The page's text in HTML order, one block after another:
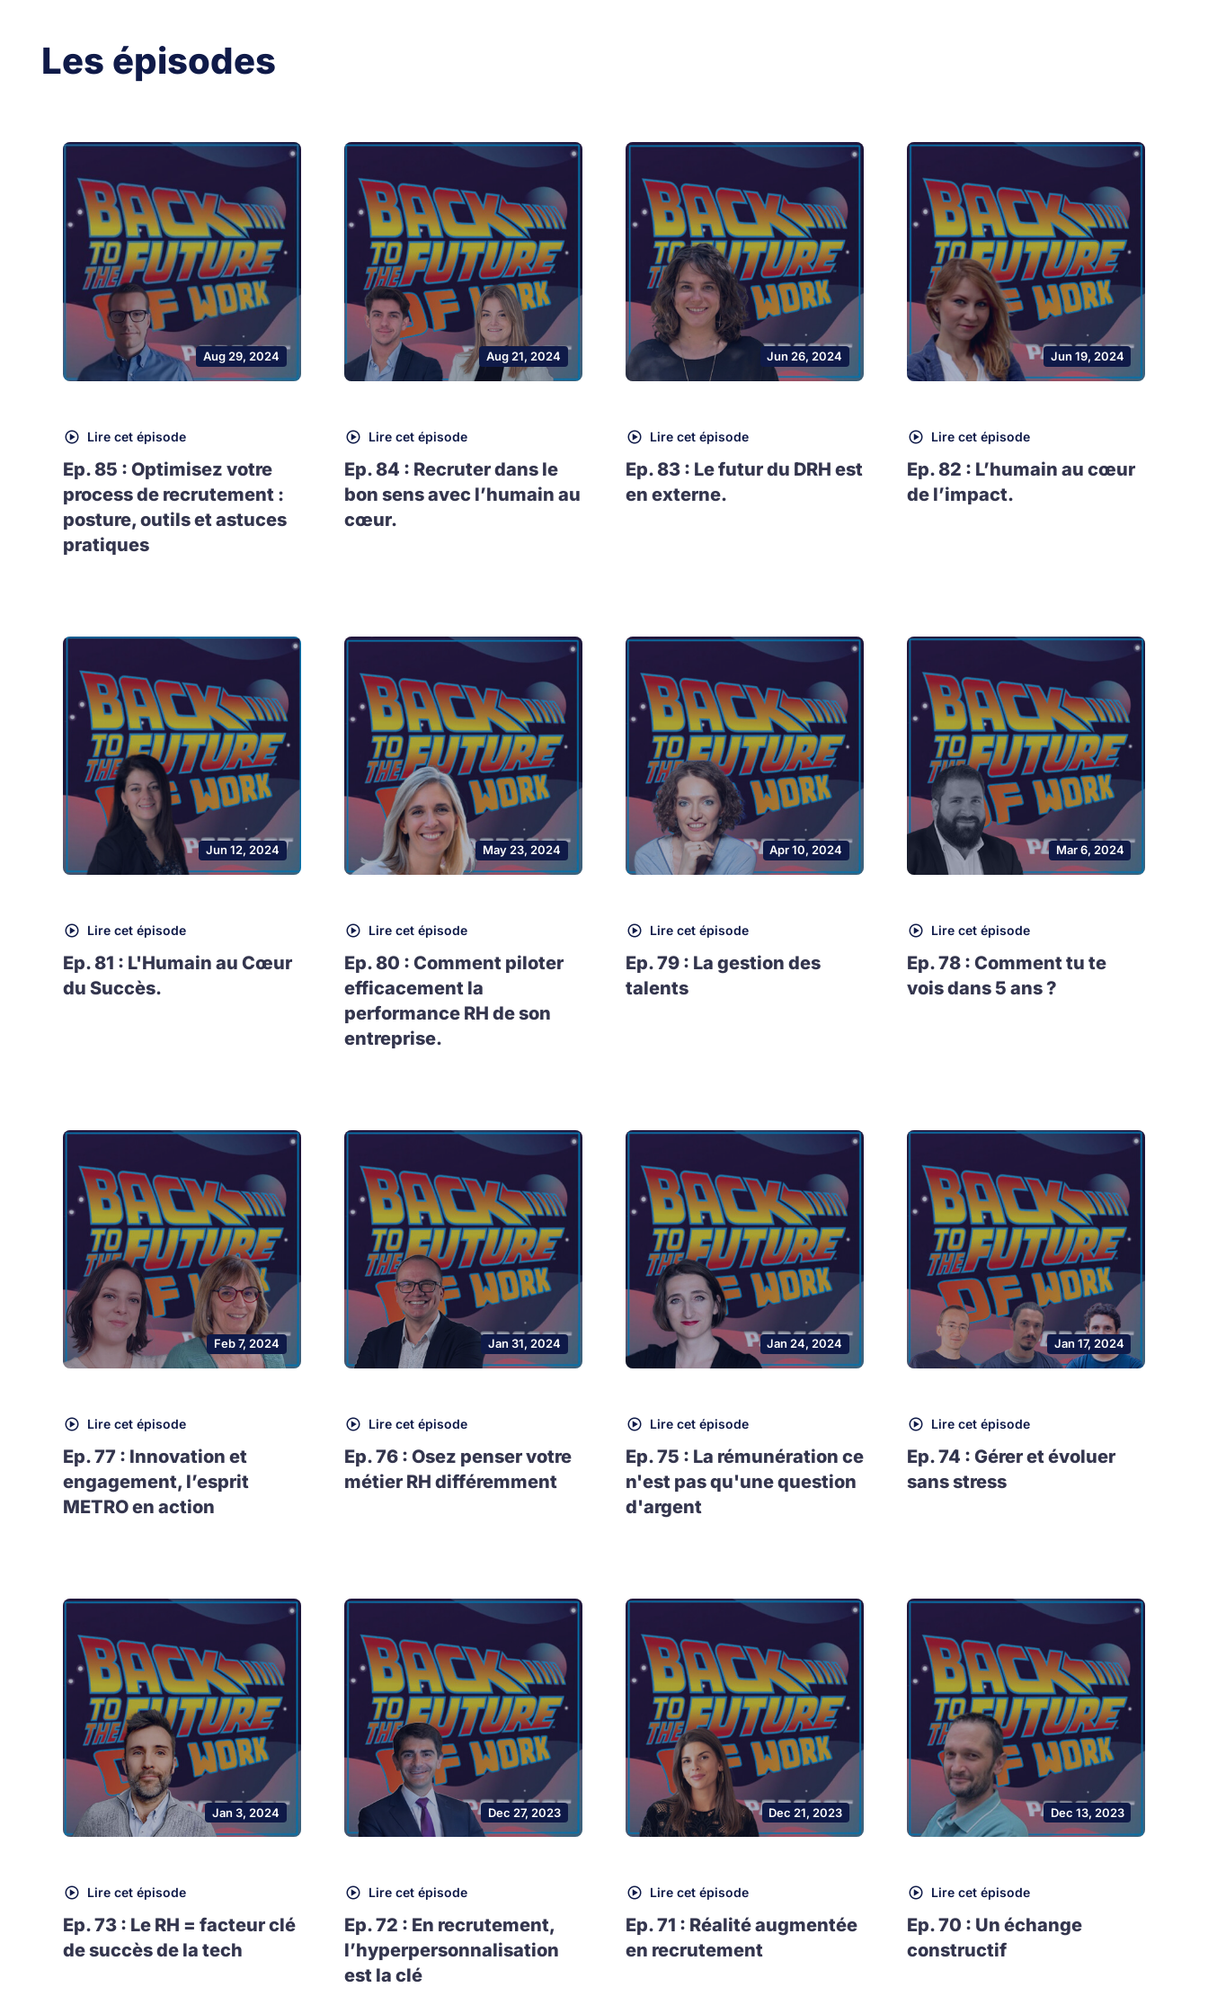
Les épisodes
Aug 29, 2024
Lire cet épisode
Ep. 85 : Optimisez votre
process de recrutement :
posture, outils et astuces
pratiques
Aug 21, 2024
Lire cet épisode
Ep. 84 : Recruter dans le
bon sens avec l’humain au
cœur.
Jun 26, 2024
Lire cet épisode
Ep. 83 : Le futur du DRH est
en externe.
Jun 19, 2024
Lire cet épisode
Ep. 82 : L’humain au cœur
de l’impact.
Jun 12, 2024
Lire cet épisode
Ep. 81 : L'Humain au Cœur
du Succès.
May 23, 2024
Lire cet épisode
Ep. 80 : Comment piloter
efficacement la
performance RH de son
entreprise.
Apr 10, 2024
Lire cet épisode
Ep. 79 : La gestion des
talents
Mar 6, 2024
Lire cet épisode
Ep. 78 : Comment tu te
vois dans 5 ans ?
Feb 7, 2024
Lire cet épisode
Ep. 77 : Innovation et
engagement, l’esprit
METRO en action
Jan 31, 2024
Lire cet épisode
Ep. 76 : Osez penser votre
métier RH différemment
Jan 24, 2024
Lire cet épisode
Ep. 75 : La rémunération ce
n'est pas qu'une question
d'argent
Jan 17, 2024
Lire cet épisode
Ep. 74 : Gérer et évoluer
sans stress
Jan 3, 2024
Lire cet épisode
Ep. 73 : Le RH = facteur clé
de succès de la tech
Dec 27, 2023
Lire cet épisode
Ep. 72 : En recrutement,
l’hyperpersonnalisation
est la clé
Dec 21, 2023
Lire cet épisode
Ep. 71 : Réalité augmentée
en recrutement
Dec 13, 2023
Lire cet épisode
Ep. 70 : Un échange
constructif